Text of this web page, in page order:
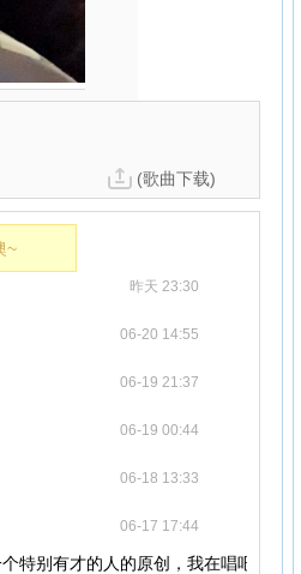
(歌曲下载)
~
昨天 23:30
06-20 14:55
06-19 21:37
06-19 00:44
06-18 13:33
06-17 17:44
特别有才的人的原创，我在唱吧看到过